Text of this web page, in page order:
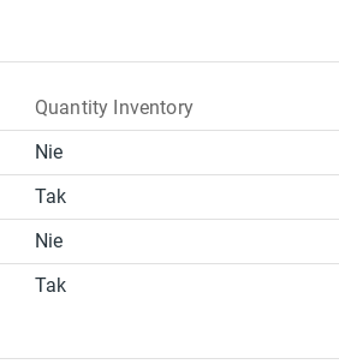
Quantity Inventory
Nie
Tak
Nie
Tak